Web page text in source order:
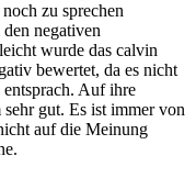
zu sprechen
negativen
wurde das calvin
bewertet, da es nicht
Auf ihre
gut. Es ist immer von
auf die Meinung